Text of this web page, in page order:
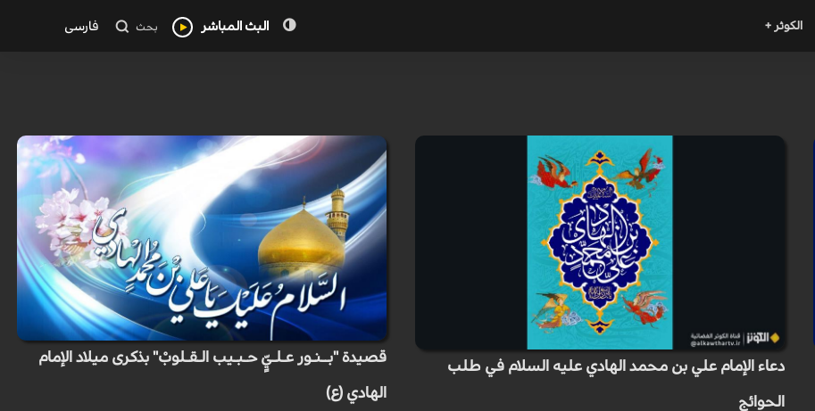
الكوثر + البث المباشر بحث فارسی
دعاء الإمام علي بن محمد الهادي عليه السلام في طلب
الحوائج
قصيدة "بــنـور عـلـيٍّ حـبـيب الـقـلوبْ" بذكرى ميلاد الإمام
الهادي (ع)